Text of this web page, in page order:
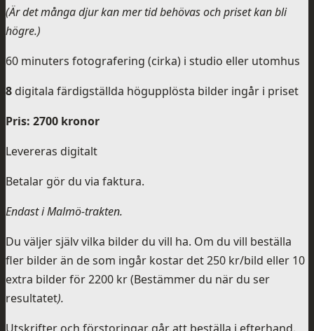
(Är det många djur kan mer tid behövas och priset kan bli
högre.)
60 minuters fotografering (cirka) i studio eller utomhus
8 digitala färdigställda högupplösta bilder ingår i priset
Pris: 2700 kronor
Levereras digitalt
Betalar gör du via faktura.
Endast i Malmö-trakten.
Du väljer själv vilka bilder du vill ha. Om du vill beställa
fler bilder än de som ingår kostar det 250 kr/bild eller 10
extra bilder för 2200 kr (Bestämmer du när du ser
resultatet).